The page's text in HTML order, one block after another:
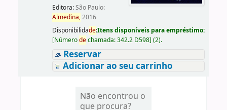
Editora:São Paulo:
Almedina,2016
Disponibilidade:Itens disponíveis para empréstimo:
[Númerodechamada:342.2 D598] (2).
Reservar
Adicionar ao seu carrinho
Não encontrou o
que procura?